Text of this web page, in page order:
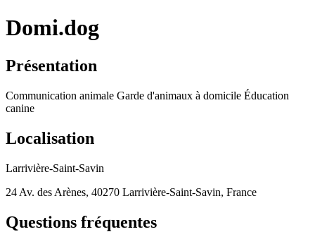
Domi.dog
Présentation
Communication animale Garde d'animaux à domicile Éducation
canine
Localisation
Larrivière-Saint-Savin
24 Av. des Arènes, 40270 Larrivière-Saint-Savin, France
Questions fréquentes